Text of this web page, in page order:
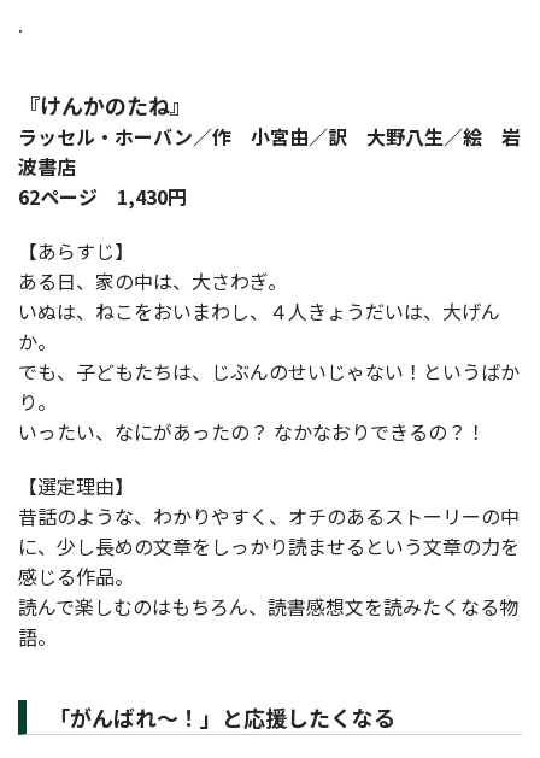
.
『けんかのたね』
ラッセル・ホーバン／作 小宮由／訳 大野八生／絵 岩
波書店
62ページ 1,430円
【あらすじ】
ある日、家の中は、大さわぎ。
いぬは、ねこをおいまわし、４人きょうだいは、大げん
か。
でも、子どもたちは、じぶんのせいじゃない！というばか
り。
いったい、なにがあったの？ なかなおりできるの？！
【選定理由】
昔話のような、わかりやすく、オチのあるストーリーの中
に、少し長めの文章をしっかり読ませるという文章の力を
感じる作品。
読んで楽しむのはもちろん、読書感想文を読みたくなる物
語。
「がんばれ～！」と応援したくなる